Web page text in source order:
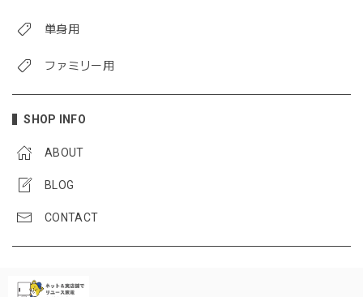
単身用
ファミリー用
SHOP INFO
ABOUT
BLOG
CONTACT